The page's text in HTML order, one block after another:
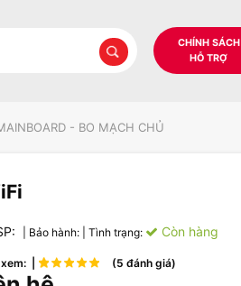
CHÍNH SÁCH
HỖ TRỢ
- BO MẠCH CHỦ
| Bảo hành: | Tình trạng: Còn hàng
| (5 đánh giá)